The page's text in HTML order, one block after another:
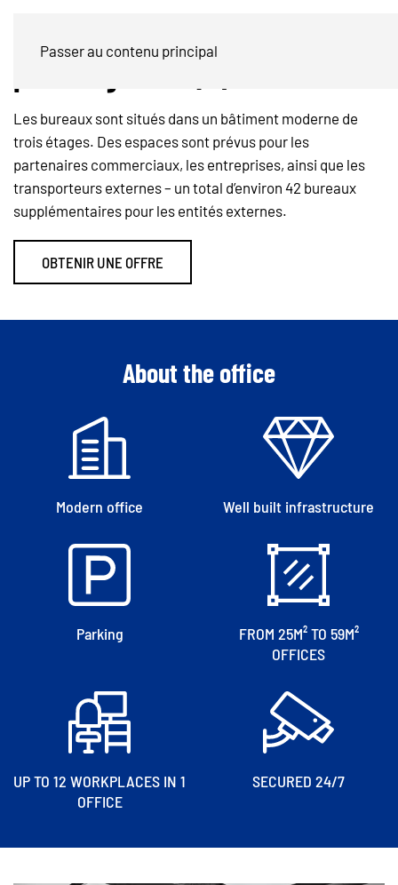
Passer au contenu principal
Location d’un immeuble de bureaux
Les bureaux sont situés dans un bâtiment moderne de
trois étages. Des espaces sont prévus pour les
partenaires commerciaux, les entreprises, ainsi que les
transporteurs externes – un total d’environ 42 bureaux
supplémentaires pour les entités externes.
OBTENIR UNE OFFRE
About the office
Modern office Well built infrastructure
Parking
FROM 25M² TO 59M²
OFFICES
UP TO 12 WORKPLACES IN 1
OFFICE
SECURED 24/7